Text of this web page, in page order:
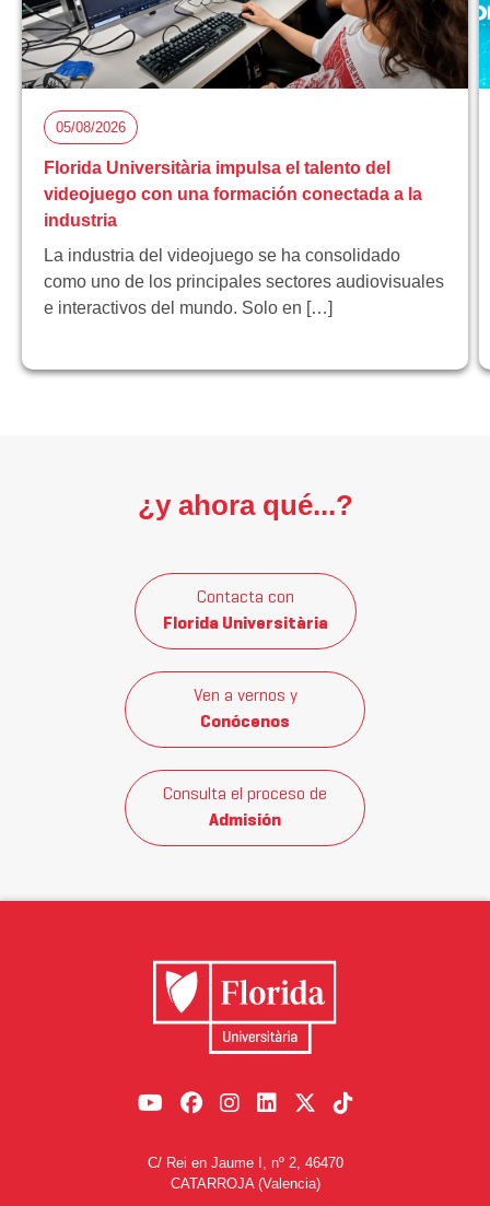
05/08/2026
Florida Universitària impulsa el talento del
videojuego con una formación conectada a la
industria
La industria del videojuego se ha consolidado
como uno de los principales sectores audiovisuales
e interactivos del mundo. Solo en […]
¿y ahora qué...?
Contacta con
Florida Universitària
Ven a vernos y
Conócenos
Consulta el proceso de
Admisión
C/ Rei en Jaume I, nº 2, 46470
CATARROJA (Valencia)